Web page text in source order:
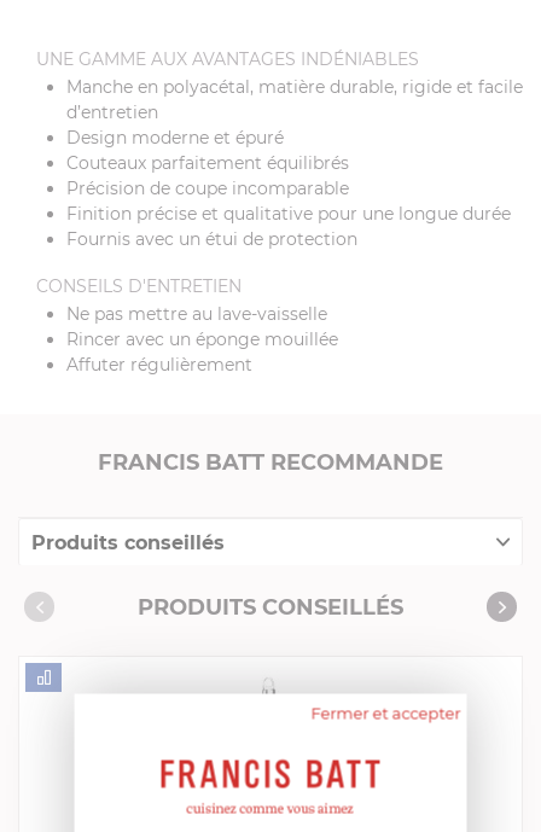
UNE GAMME AUX AVANTAGES INDÉNIABLES
Manche en polyacétal, matière durable, rigide et facile
d’entretien
Design moderne et épuré
Couteaux parfaitement équilibrés
Précision de coupe incomparable
Finition précise et qualitative pour une longue durée
Fournis avec un étui de protection
CONSEILS D'ENTRETIEN
Ne pas mettre au lave-vaisselle
Rincer avec un éponge mouillée
Affuter régulièrement
FRANCIS BATT RECOMMANDE
Produits conseillés
Consommables complémentaires
PRODUITS CONSEILLÉS
Fermer et accepter